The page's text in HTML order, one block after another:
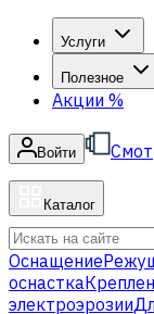
Услуги
Полезное
Акции %
Войти
Каталог
Оснащение
оснастка
электроэрозии